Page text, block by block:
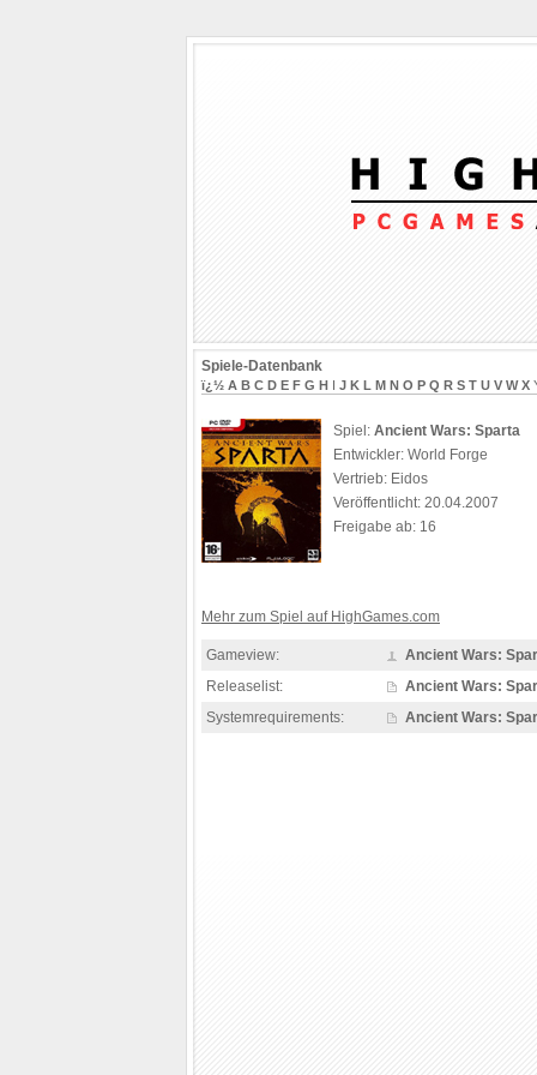
Spiele-Datenbank
ï¿½ A B C D E F G H I J K L M N O P Q R S T U V W X
Spiel: Ancient Wars: Sparta
Entwickler: World Forge
Vertrieb: Eidos
Veröffentlicht: 20.04.2007
Freigabe ab: 16
Mehr zum Spiel auf HighGames.com
Gameview:
Ancient Wars:
Releaselist:
Ancient Wars:
Systemrequirements:
Ancient Wars: